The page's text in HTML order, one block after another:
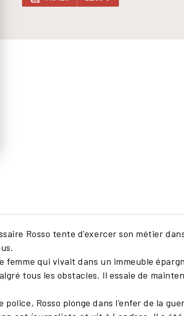
Rosso tente d'exercer son métier
qui vivait dans un immeuble
tous les obstacles. Il essaie de
Rosso plonge dans l'enfer de la